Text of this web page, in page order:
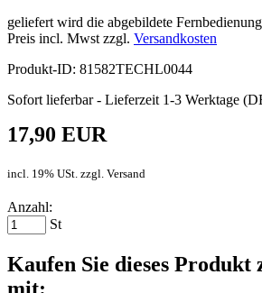
geliefert wird die abgebildete Fernbedienung
Preis incl. Mwst zzgl. Versandkosten
Produkt-ID: 81582TECHL0044
Sofort lieferbar - Lieferzeit 1-3 Werktage
17,90 EUR
incl. 19% USt. zzgl. Versand
Anzahl:
St
Kaufen Sie dieses Produkt
mit: